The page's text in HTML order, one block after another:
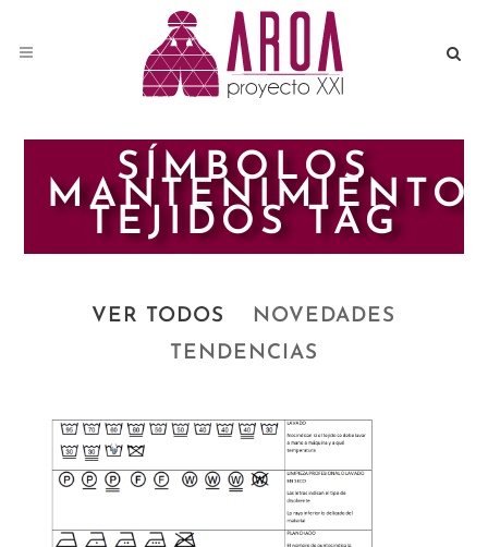
SÍMBOLOS
MANTENIMIENTO
TEJIDOS TAG
VER TODOS
NOVEDADES
TENDENCIAS